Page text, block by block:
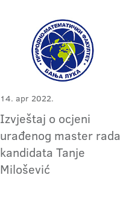
14. apr 2022.
Izvještaj o ocjeni
urađenog master rada
kandidata Tanje
Milošević